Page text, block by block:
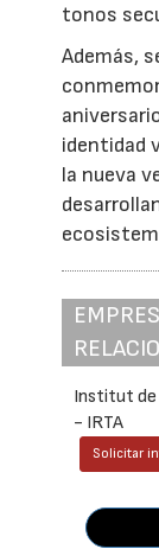
tonos
Además,
identidad
la nueva
Institut de
- IRTA
Solicitar